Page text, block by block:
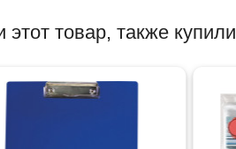
товар, также купили